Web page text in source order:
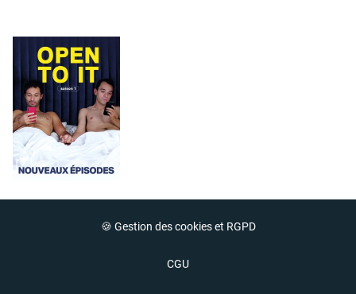
🍪 Gestion des cookies et RGPD
CGU